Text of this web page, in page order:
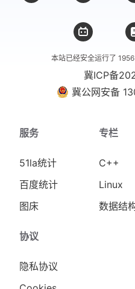
本站已经安全运行了
冀ICP备
冀公网安备
服务
51la统计
百度统计
图床
专栏
C++
Linux
数据结
协议
隐私协议